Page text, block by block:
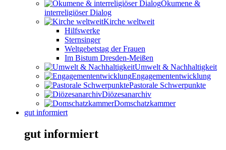
Ökumene &
interreligiöser Dialog
Kirche weltweit
Hilfswerke
Sternsinger
Weltgebetstag der Frauen
Im Bistum Dresden-Meißen
Umwelt & Nachhaltigkeit
Engagemententwicklung
Pastorale Schwerpunkte
Diözesanarchiv
Domschatzkammer
gut informiert
gut informiert